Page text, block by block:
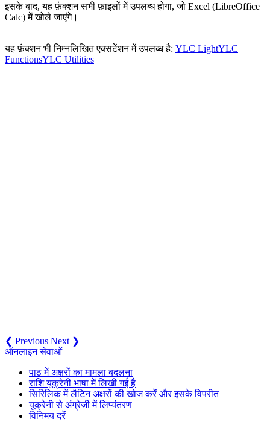
इसके बाद, यह फ़ंक्शन सभी फ़ाइलों में उपलब्ध होगा, जो Excel (LibreOffice
Calc) में खोले जाएंगे।
यह फ़ंक्शन भी निम्नलिखित एक्सटेंशन में उपलब्ध है: YLC LightYLC
FunctionsYLC Utilities
❮ Previous Next ❯
ऑनलाइन सेवाओं
पाठ में अक्षरों का मामला बदलना
राशि यूक्रेनी भाषा में लिखी गई है
सिरिलिक में लैटिन अक्षरों की खोज करें और इसके विपरीत
यूक्रेनी से अंग्रेजी में लिप्यंतरण
विनिमय दरें